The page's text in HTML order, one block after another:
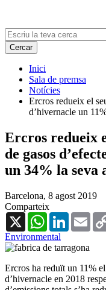
Inici
Sala de premsa
Notícies
Ercros redueix el
d’hivernacle un
Ercros redueix
de gasos
un 34% la seva
Barcelona, 8 agost 2019
Comparteix
X
WhatsAppLinkedIn
Environmental
Ercros ha reduït un 11%
d’hivernacle en 2018